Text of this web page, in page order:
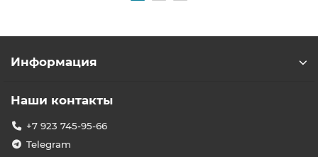
Информация
Наши контакты
+7 923 745-95-66
Telegram